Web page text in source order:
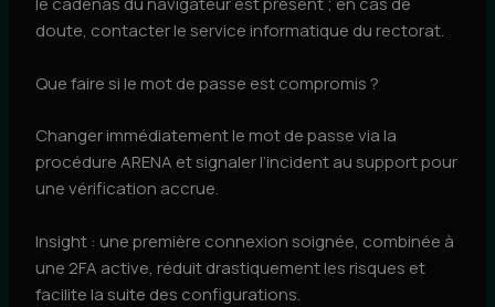
doute, contacter le service informatique du rectorat.
Que faire si le mot de passe est compromis ?
Changer immédiatement le mot de passe via la
procédure ARENA et signaler l’incident au support pour
une vérification accrue.
Insight : une première connexion soignée, combinée à
une 2FA active, réduit drastiquement les risques et
facilite la suite des configurations.